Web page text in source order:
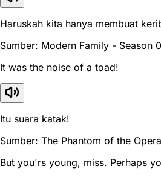
Haruskah kita hanya membuat
Sumber: Modern Family - Season
It was the noise of a toad!
Itu suara katak!
Sumber: The Phantom of the Opera
But you'rs young, miss. Perhaps